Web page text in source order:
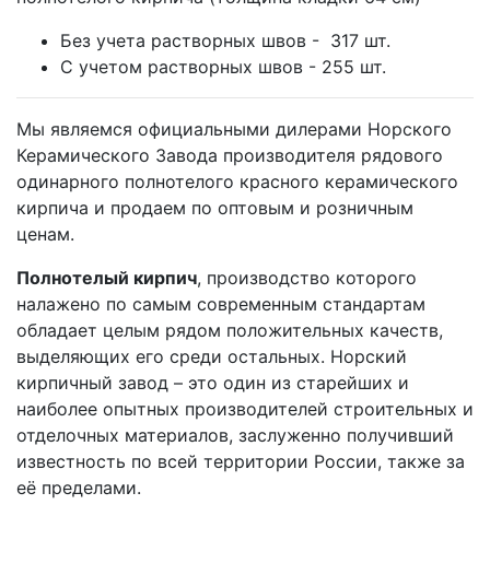
Без учета растворных швов - 317 шт.
С учетом растворных швов - 255 шт.
Мы являемся официальными дилерами Норского
Керамического Завода производителя рядового
одинарного полнотелого красного керамического
кирпича и продаем по оптовым и розничным
ценам.
Полнотелый кирпич, производство которого
налажено по самым современным стандартам
обладает целым рядом положительных качеств,
выделяющих его среди остальных. Норский
кирпичный завод – это один из старейших и
наиболее опытных производителей строительных и
отделочных материалов, заслуженно получивший
известность по всей территории России, также за
её пределами.